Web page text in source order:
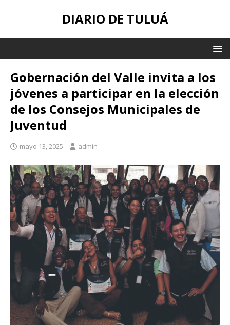
DIARIO DE TULUÁ
Gobernación del Valle invita a los
jóvenes a participar en la elección
de los Consejos Municipales de
Juventud
mayo 13, 2025 admin